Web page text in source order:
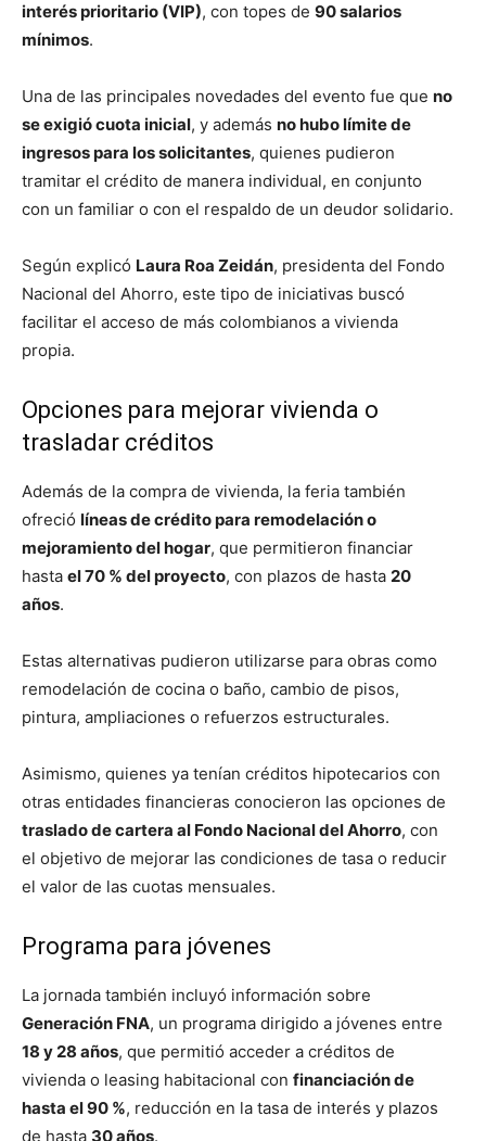
interés prioritario (VIP), con topes de 90 salarios
mínimos.
Una de las principales novedades del evento fue que no
se exigió cuota inicial, y además no hubo límite de
ingresos para los solicitantes, quienes pudieron
tramitar el crédito de manera individual, en conjunto
con un familiar o con el respaldo de un deudor solidario.
Según explicó Laura Roa Zeidán, presidenta del Fondo
Nacional del Ahorro, este tipo de iniciativas buscó
facilitar el acceso de más colombianos a vivienda
propia.
Opciones para mejorar vivienda o
trasladar créditos
Además de la compra de vivienda, la feria también
ofreció líneas de crédito para remodelación o
mejoramiento del hogar, que permitieron financiar
hasta el 70 % del proyecto, con plazos de hasta 20
años.
Estas alternativas pudieron utilizarse para obras como
remodelación de cocina o baño, cambio de pisos,
pintura, ampliaciones o refuerzos estructurales.
Asimismo, quienes ya tenían créditos hipotecarios con
otras entidades financieras conocieron las opciones de
traslado de cartera al Fondo Nacional del Ahorro, con
el objetivo de mejorar las condiciones de tasa o reducir
el valor de las cuotas mensuales.
Programa para jóvenes
La jornada también incluyó información sobre
Generación FNA, un programa dirigido a jóvenes entre
18 y 28 años, que permitió acceder a créditos de
vivienda o leasing habitacional con financiación de
hasta el 90 %, reducción en la tasa de interés y plazos
de hasta 30 años.